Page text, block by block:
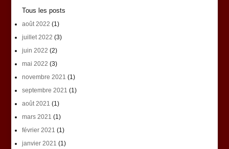
Tous les posts
août 2022 (1)
juillet 2022 (3)
juin 2022 (2)
mai 2022 (3)
novembre 2021 (1)
septembre 2021 (1)
août 2021 (1)
mars 2021 (1)
février 2021 (1)
janvier 2021 (1)